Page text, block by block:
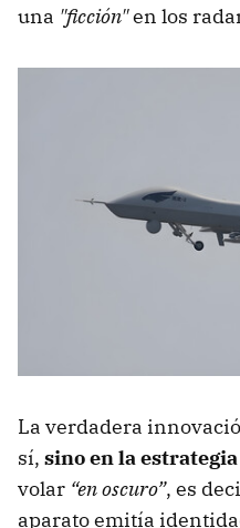
una "ficción"en los
La verdadera
sí, sino enla
volar “en oscuro”, es
aparato emitía